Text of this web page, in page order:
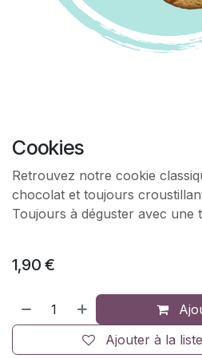
Cookies
Retrouvez notre cookie
chocolat et toujours
Toujours à déguster avec une
1,90 €
Ajouter à la